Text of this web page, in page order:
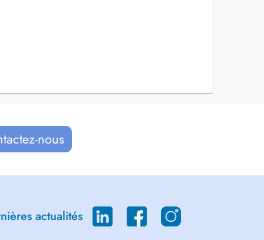
nous
actualités